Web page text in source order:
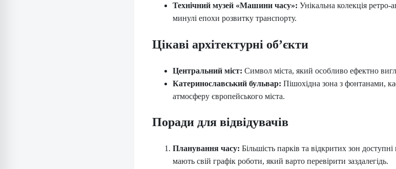
Технічний музей «Машини часу»: Унікальна колекція ретро-
минулі епохи розвитку транспорту.
Цікаві архітектурні об’єкти
Центральний міст: Символ міста, який особливо ефектно
Катеринославський бульвар: Пішохідна зона з фонтанами,
атмосферу європейського міста.
Поради для відвідувачів
Планування часу: Більшість парків та відкритих зон
мають свій графік роботи, який варто перевірити заздалегідь.